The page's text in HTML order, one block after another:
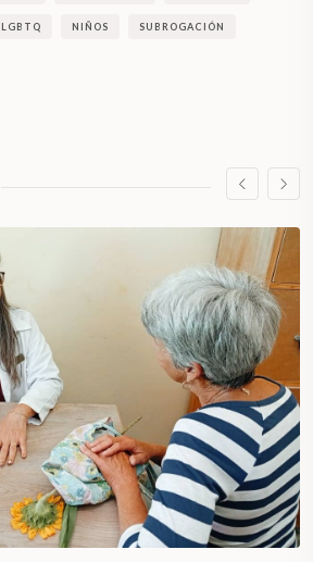
LGBTQ NIÑOS SUBROGACIÓN